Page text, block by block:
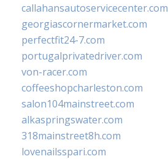
callahansautoservicecenter.com
georgiascornermarket.com
perfectfit24-7.com
portugalprivatedriver.com
von-racer.com
coffeeshopcharleston.com
salon104mainstreet.com
alkaspringswater.com
318mainstreet8h.com
lovenailsspari.com